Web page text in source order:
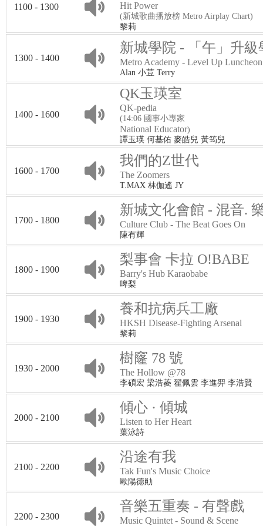
1100 - 1300 Hit Power
(新城歌曲播放榜 Metro Airplay Chart)
黎莉
1300 - 1400
新城學院 - 「午」升級
Metro Academy - Level Up Luncheon
Alan 小荳 Terry
1400 - 1600
QK玉瑛室
QK-pedia
(14:06 國事小專家
National Educator)
譚玉瑛 何基佑 麥皓兒 黃筠兒
1600 - 1700
我們的Z世代
The Zoomers
T.MAX 林伽遙 JY
1700 - 1800
新城文化會館 - 混音.
Culture Club - The Beat Goes On
陳有輝
1800 - 1900
梨事會 卡拉 O!BABE
Barry's Hub Karaobabe
啤梨
1900 - 1930
養和抗病兵工廠
HKSH Disease-Fighting Arsenal
黎莉
1930 - 2000
樹窿 78 號
The Hollow @78
李碩宏 梁浩菱 翟佩雲 李進羿 李浩賢
2000 - 2100
傾心 · 傾城
Listen to Her Heart
葉泳詩
2100 - 2200
沿途有我
Tak Fun's Music Choice
歐陽德勛
2200 - 2300
音樂五重奏 - 有聲戲
Music Quintet - Sound & Scene